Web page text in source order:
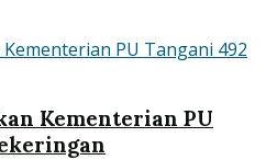
Kementerian PU